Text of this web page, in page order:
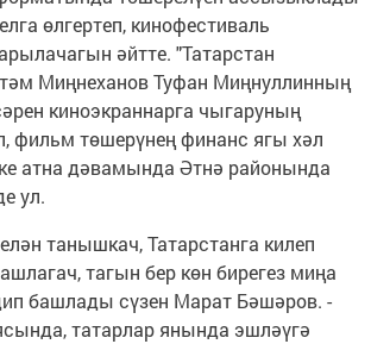
өлгертеп, кинофестиваль
әйтте. "Татарстан
Миңнеханов Туфан Миңнуллинның
киноэкраннарга чыгаруның
фильм төшерүнең финанс ягы хәл
атна дәвамында Әтнә районында
ул.
танышкач, Татарстанга килеп
тагын бер көн бирегез миңа
башлады сүзен Марат Бәшәров. -
татарлар янында эшләүгә